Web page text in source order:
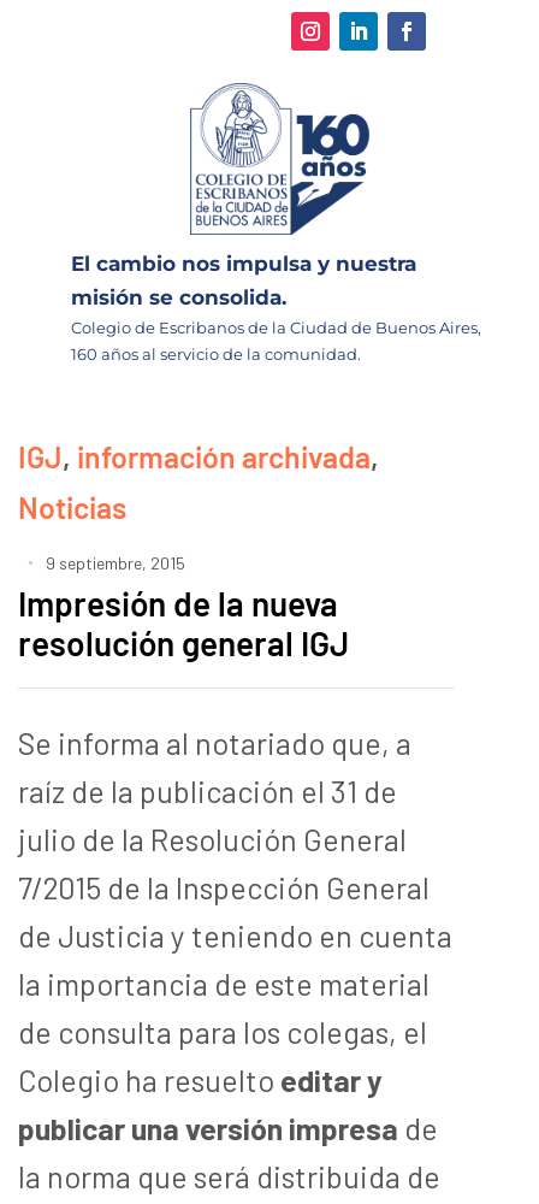
El cambio nos impulsa y nuestra
misión se consolida.
Colegio de Escribanos de la Ciudad de Buenos Aires,
160 años al servicio de la comunidad.
IGJ, información archivada,
Noticias
9 septiembre, 2015
Impresión de la nueva
resolución general IGJ
Se informa al notariado que, a
raíz de la publicación el 31 de
julio de la Resolución General
7/2015 de la Inspección General
de Justicia y teniendo en cuenta
la importancia de este material
de consulta para los colegas, el
Colegio ha resuelto editar y
publicar una versión impresa de
la norma que será distribuida de